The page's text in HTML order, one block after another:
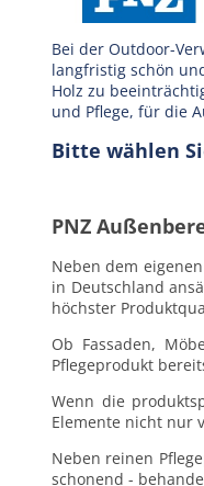
Bei der Outdoor-
langfristig schön
Holz zu
und Pflege, für die
Bitte wählen
PNZ
Neben dem
in Deutschland
höchster
Ob Fassaden,
Pflegeprodukt
Wenn die
Elemente nicht nur
Neben reinen
schonend -